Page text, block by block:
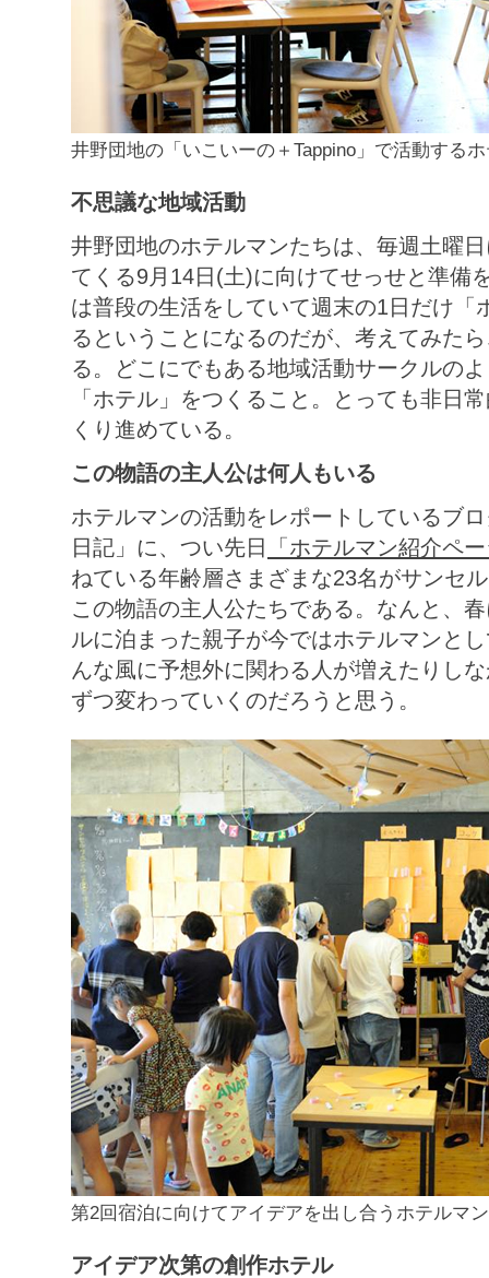
井野団地の「いこいーの＋Tappino」で活動する
不思議な地域活動
井野団地のホテルマンたちは、毎週土曜
てくる9月14日(土)に向けてせっせと準備
は普段の生活をしていて週末の1日だけ「
るということになるのだが、考えてみた
る。どこにでもある地域活動サークルの
「ホテル」をつくること。とっても非日
くり進めている。
この物語の主人公は何人もいる
ホテルマンの活動をレポートしているブ
日記」に、つい先日
「ホテルマン紹介ペ
ねている年齢層さまざまな23名がサンセ
この物語の主人公たちである。なんと、
ルに泊まった親子が今ではホテルマンと
んな風に予想外に関わる人が増えたりし
ずつ変わっていくのだろうと思う。
第2回宿泊に向けてアイデアを出し合うホテルマ
アイデア次第の創作ホテル